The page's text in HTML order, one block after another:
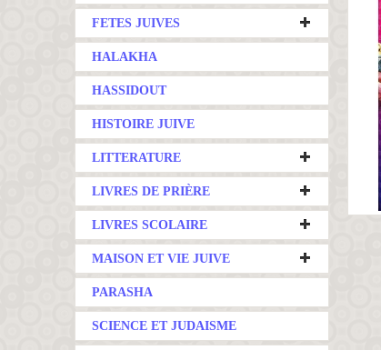
FETES JUIVES
HALAKHA
HASSIDOUT
HISTOIRE JUIVE
LITTERATURE
LIVRES DE PRIÈRE
LIVRES SCOLAIRE
MAISON ET VIE JUIVE
PARASHA
SCIENCE ET JUDAISME